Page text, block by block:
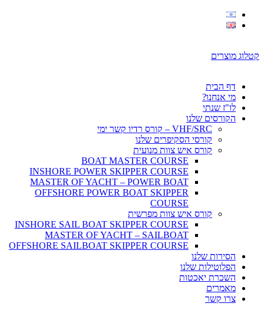
קטלוג מוצרים
דף הבית
מי אנחנו?
לו"ז שנתי
הקורסים שלנו
VHF/SRC – קורס רדיו קשר ימי
קורסי הסקיפרים שלנו
קורס איש צוות מנועית
BOAT MASTER COURSE
INSHORE POWER SKIPPER COURSE
MASTER OF YACHT – POWER BOAT
OFFSHORE POWER BOAT SKIPPER
COURSE
קורס איש צוות מפרשית
INSHORE SAIL BOAT SKIPPER COURSE
MASTER OF YACHT – SAILBOAT
OFFSHORE SAILBOAT SKIPPER COURSE
הסירות שלנו
הפלוטילות שלנו
השכרת יאכטות
מאמרים
צרו קשר